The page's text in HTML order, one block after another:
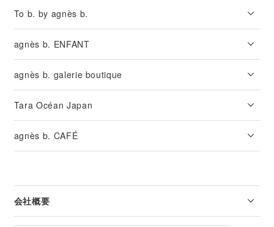
To b. by agnès b.
agnès b. ENFANT
agnès b. galerie boutique
Tara Océan Japan
agnès b. CAFÉ
会社概要